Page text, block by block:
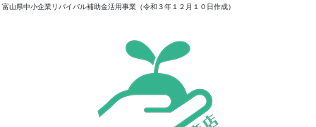
富山県中小企業リバイバル補助金活用事業（令和３年１２月１０日作成）